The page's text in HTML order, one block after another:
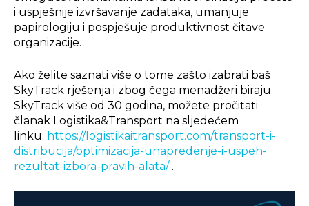
i uspješnije izvršavanje zadataka, umanjuje
papirologiju i pospješuje produktivnost čitave
organizacije.
Ako želite saznati više o tome zašto izabrati baš
SkyTrack rješenja i zbog čega menadžeri biraju
SkyTrack više od 30 godina, možete pročitati
članak Logistika&Transport na sljedećem
linku: https://logistikaitransport.com/transport-i-
distribucija/optimizacija-unapredenje-i-uspeh-
rezultat-izbora-pravih-alata/.